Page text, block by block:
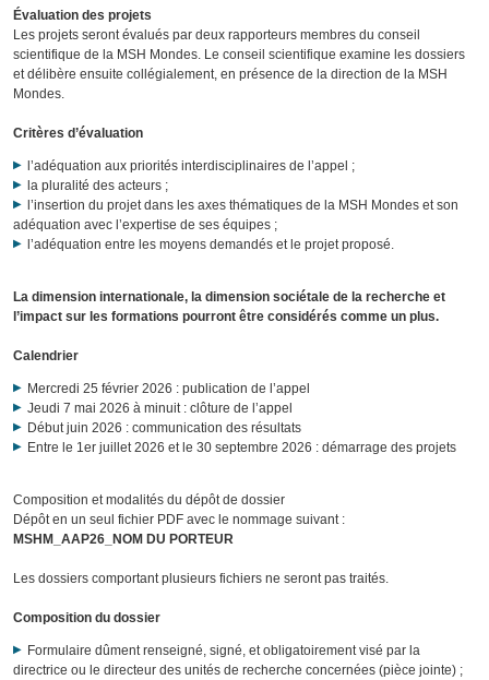
Évaluation des projets
Les projets seront évalués par deux rapporteurs membres du conseil
scientifique de la MSH Mondes. Le conseil scientifique examine les dossiers
et délibère ensuite collégialement, en présence de la direction de la MSH
Mondes.
Critères d’évaluation
l’adéquation aux priorités interdisciplinaires de l’appel ;
la pluralité des acteurs ;
l’insertion du projet dans les axes thématiques de la MSH Mondes et son
adéquation avec l’expertise de ses équipes ;
l’adéquation entre les moyens demandés et le projet proposé.
La dimension internationale, la dimension sociétale de la recherche et
l’impact sur les formations pourront être considérés comme un plus.
Calendrier
Mercredi 25 février 2026 : publication de l’appel
Jeudi 7 mai 2026 à minuit : clôture de l’appel
Début juin 2026 : communication des résultats
Entre le 1er juillet 2026 et le 30 septembre 2026 : démarrage des projets
Composition et modalités du dépôt de dossier
Dépôt en un seul fichier PDF avec le nommage suivant :
MSHM_AAP26_NOM DU PORTEUR
Les dossiers comportant plusieurs fichiers ne seront pas traités.
Composition du dossier
Formulaire dûment renseigné, signé, et obligatoirement visé par la
directrice ou le directeur des unités de recherche concernées (pièce jointe) ;